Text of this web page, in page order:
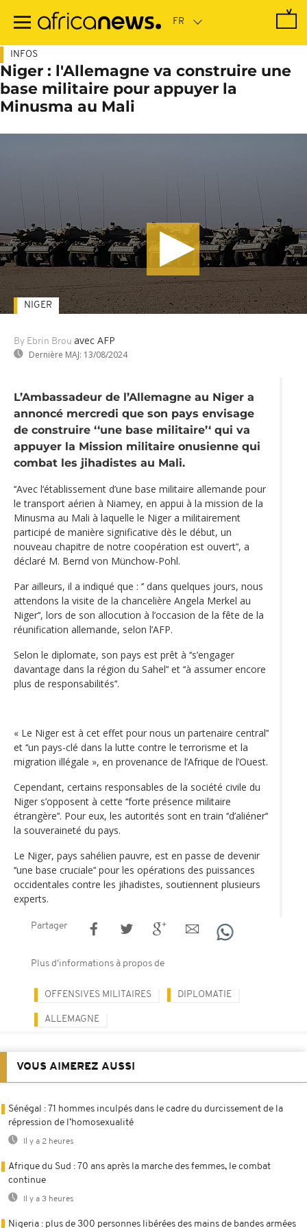
contenu
INFOS
Niger : l'Allemagne va construire une
base militaire pour appuyer la
Minusma au Mali
By Ebrin Brou avec AFP
Dernière MAJ: 13/08/2024
NIGER
L’Ambassadeur de l’Allemagne au Niger a
annoncé mercredi que son pays envisage
de construire ‘‘une base militaire’‘ qui va
appuyer la Mission militaire onusienne qui
combat les jihadistes au Mali.
‘‘Avec l‘établissement d’une base militaire allemande pour
le transport aérien à Niamey, en appui à la mission de la
Minusma au Mali à laquelle le Niger a militairement
participé de manière significative dès le début, un
nouveau chapitre de notre coopération est ouvert’‘, a
déclaré M. Bernd von Münchow-Pohl.
Par ailleurs, il a indiqué que : ‘’ dans quelques jours, nous
attendons la visite de la chancelière Angela Merkel au
Niger’‘, lors de son allocution à l’occasion de la fête de la
réunification allemande, selon l’AFP.
Selon le diplomate, son pays est prêt à ‘‘s’engager
davantage dans la région du Sahel’‘ et ‘‘à assumer encore
plus de responsabilités’‘.
« Le Niger est à cet effet pour nous un partenaire central’‘
et ‘‘un pays-clé dans la lutte contre le terrorisme et la
migration illégale », en provenance de l’Afrique de l’Ouest.
Cependant, certains responsables de la société civile du
Niger s’opposent à cette ‘‘forte présence militaire
étrangère’‘. Pour eux, les autorités sont en train ‘‘d’aliéner’‘
la souveraineté du pays.
Le Niger, pays sahélien pauvre, est en passe de devenir
‘‘une base cruciale’‘ pour les opérations des puissances
occidentales contre les jihadistes, soutiennent plusieurs
experts.
Partager
Plus d'informations à propos de
OFFENSIVES MILITAIRES DIPLOMATIE
ALLEMAGNE
VOUS AIMEREZ AUSSI
Sénégal : 71 hommes inculpés dans le cadre du durcissement de la
répression de l’homosexualité
Il y a 2 heures
Afrique du Sud : 70 ans après la marche des femmes, le combat
continue
Il y a 3 heures
Nigeria : plus de 300 personnes libérées des mains de bandes armées